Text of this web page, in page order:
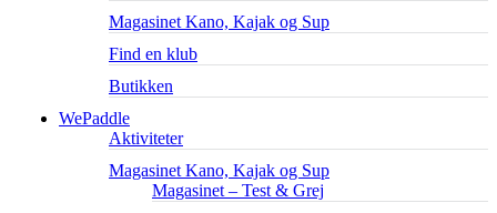
Magasinet Kano, Kajak og Sup
Find en klub
Butikken
WePaddle
Aktiviteter
Magasinet Kano, Kajak og Sup
Magasinet – Test & Grej